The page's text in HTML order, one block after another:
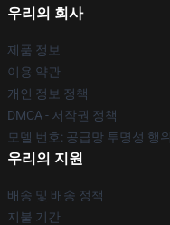
우리의 회사
제품 정보
이용 약관
개인 정보 정책
DMCA - 저작권 정책
모델 번호: 공급망 투명성 행위
우리의 지원
배송 및 배송 정책
지불 기간